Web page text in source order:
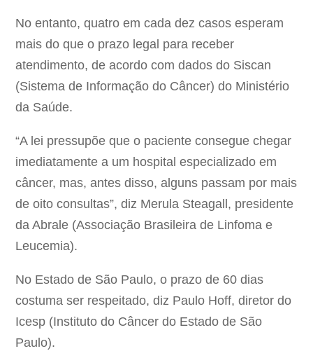
No entanto, quatro em cada dez casos esperam
mais do que o prazo legal para receber
atendimento, de acordo com dados do Siscan
(Sistema de Informação do Câncer) do Ministério
da Saúde.
“A lei pressupõe que o paciente consegue chegar
imediatamente a um hospital especializado em
câncer, mas, antes disso, alguns passam por mais
de oito consultas”, diz Merula Steagall, presidente
da Abrale (Associação Brasileira de Linfoma e
Leucemia).
No Estado de São Paulo, o prazo de 60 dias
costuma ser respeitado, diz Paulo Hoff, diretor do
Icesp (Instituto do Câncer do Estado de São
Paulo).